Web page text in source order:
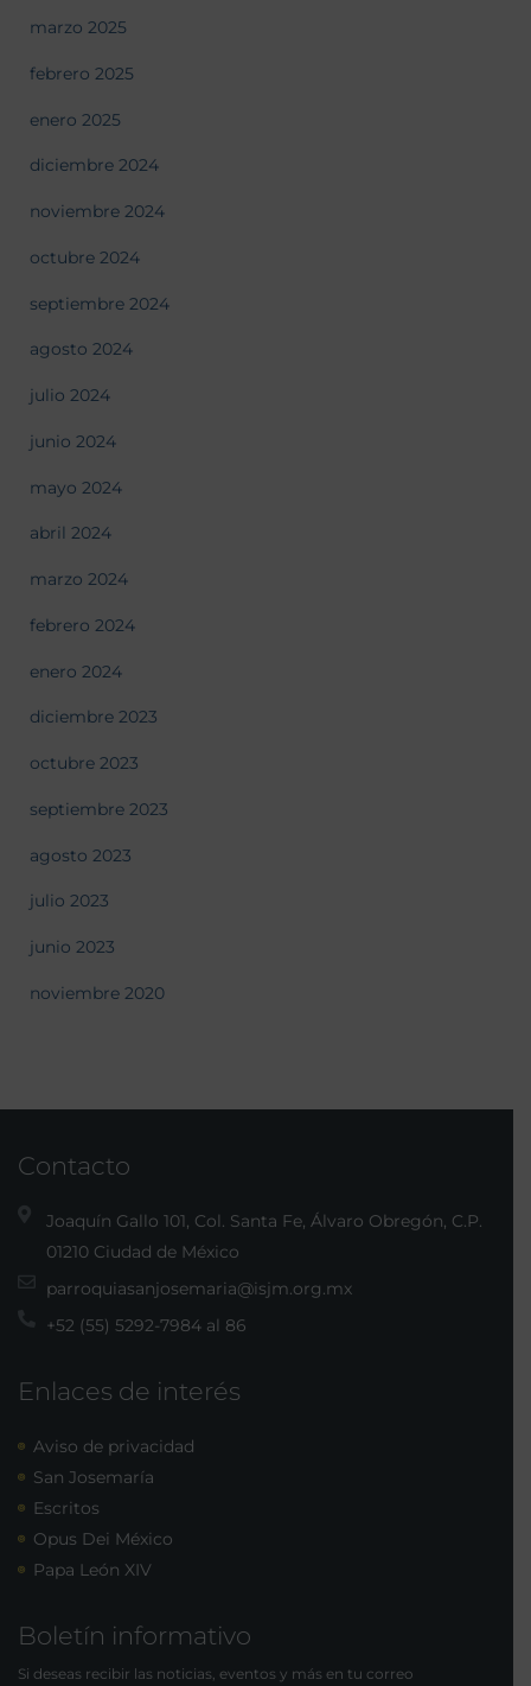
marzo 2025
febrero 2025
enero 2025
diciembre 2024
noviembre 2024
octubre 2024
septiembre 2024
agosto 2024
julio 2024
junio 2024
mayo 2024
abril 2024
marzo 2024
febrero 2024
enero 2024
diciembre 2023
octubre 2023
septiembre 2023
agosto 2023
julio 2023
junio 2023
noviembre 2020
Contacto
Joaquín Gallo 101, Col. Santa Fe, Álvaro Obregón, C.P.
01210 Ciudad de México
parroquiasanjosemaria@isjm.org.mx
+52 (55) 5292-7984 al 86
Enlaces de interés
Aviso de privacidad
San Josemaría
Escritos
Opus Dei México
Papa León XIV
Boletín informativo
Si deseas recibir las noticias, eventos y más en tu correo